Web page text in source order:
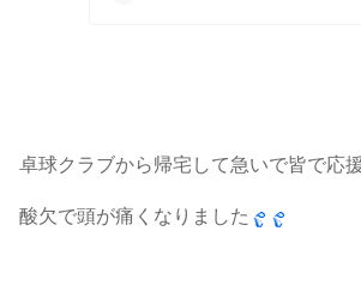
卓球クラブから帰宅して急いで皆で応援
酸欠で頭が痛くなりました